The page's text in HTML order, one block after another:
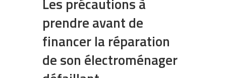
prendre avant de
financer la réparation
de son électroménager